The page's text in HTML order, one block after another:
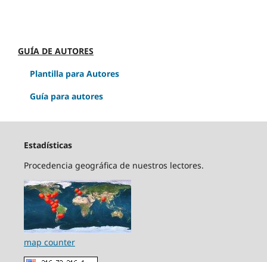
GUÍA DE AUTORES
Plantilla para Autores
Guía para autores
Estadísticas
Procedencia geográfica de nuestros lectores.
map counter